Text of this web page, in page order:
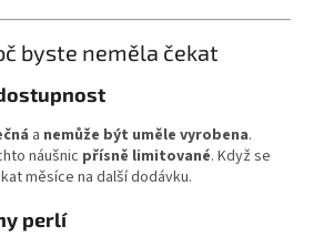
byste neměla čekat
a nemůže být uměle vyrobena.
náušnic přísně limitované. Když se
měsíce na další dodávku.
perlí